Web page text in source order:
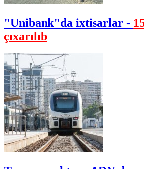
"Unibank"da ixtisarlar -
çıxarılıb